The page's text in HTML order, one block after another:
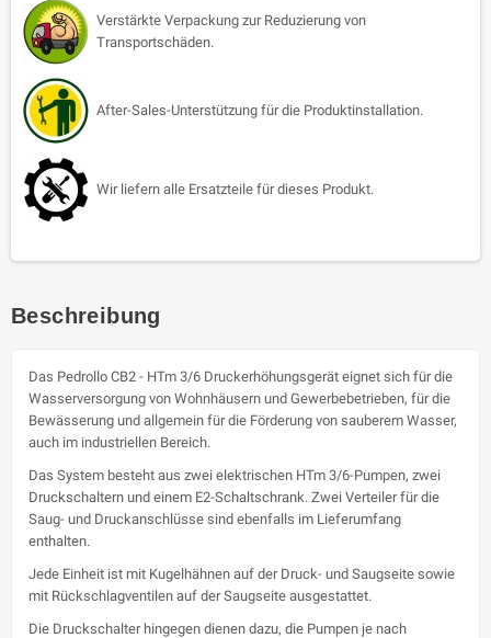
Verstärkte Verpackung zur Reduzierung von
Transportschäden.
After-Sales-Unterstützung für die Produktinstallation.
Wir liefern alle Ersatzteile für dieses Produkt.
Beschreibung
Das Pedrollo CB2 - HTm 3/6 Druckerhöhungsgerät eignet sich für die
Wasserversorgung von Wohnhäusern und Gewerbebetrieben, für die
Bewässerung und allgemein für die Förderung von sauberem Wasser,
auch im industriellen Bereich.
Das System besteht aus zwei elektrischen HTm 3/6-Pumpen, zwei
Druckschaltern und einem E2-Schaltschrank. Zwei Verteiler für die
Saug- und Druckanschlüsse sind ebenfalls im Lieferumfang
enthalten.
Jede Einheit ist mit Kugelhähnen auf der Druck- und Saugseite sowie
mit Rückschlagventilen auf der Saugseite ausgestattet.
Die Druckschalter hingegen dienen dazu, die Pumpen je nach